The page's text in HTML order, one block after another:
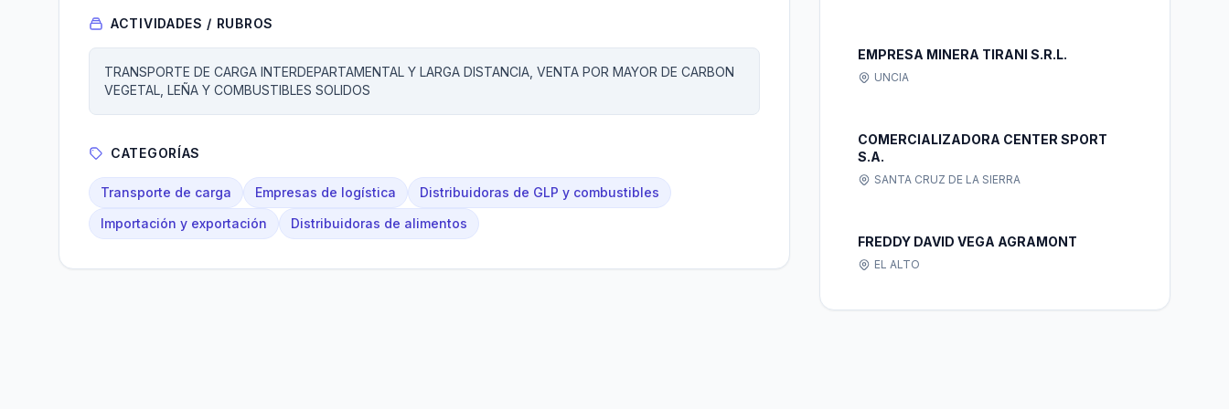
ACTIVIDADES / RUBROS
TRANSPORTE DE CARGA INTERDEPARTAMENTAL Y LARGA DISTANCIA, VENTA POR MAYOR DE CARBON
VEGETAL, LEÑA Y COMBUSTIBLES SOLIDOS
CATEGORÍAS
Transporte de carga Empresas de logística
Distribuidoras de GLP y combustibles
Importación y exportación
Distribuidoras de alimentos
EMPRESA MINERA TIRANI S.R.L.
UNCIA
COMERCIALIZADORA CENTER SPORT
S.A.
SANTA CRUZ DE LA SIERRA
FREDDY DAVID VEGA AGRAMONT
EL ALTO